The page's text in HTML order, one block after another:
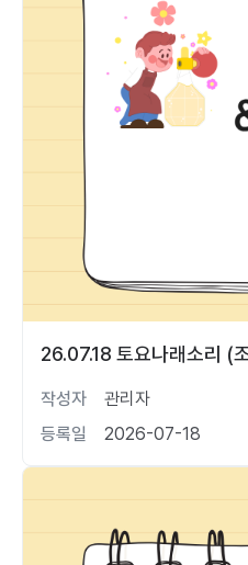
26.07.18 토요나래소리 (
작성자
관리자
등록일
2026-07-18